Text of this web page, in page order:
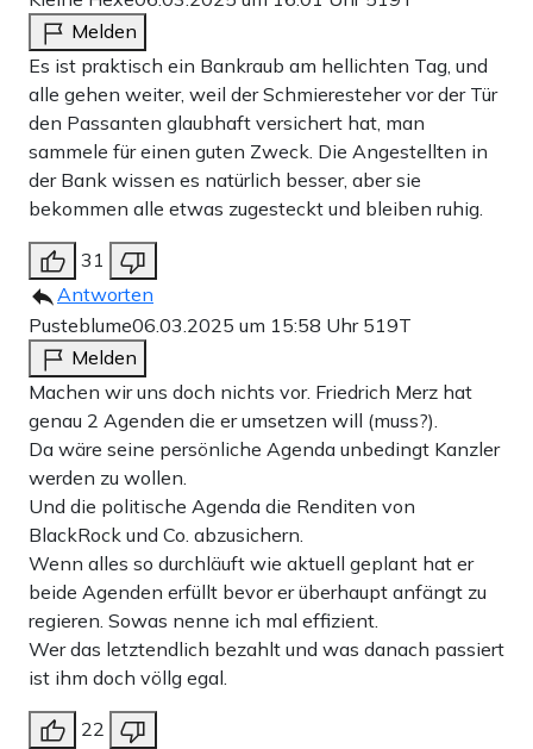
Melden
Es ist praktisch ein Bankraub am hellichten Tag, und
alle gehen weiter, weil der Schmieresteher vor der Tür
den Passanten glaubhaft versichert hat, man
sammele für einen guten Zweck. Die Angestellten in
der Bank wissen es natürlich besser, aber sie
bekommen alle etwas zugesteckt und bleiben ruhig.
31
Antworten
Pusteblume06.03.2025 um 15:58 Uhr 519T
Melden
Machen wir uns doch nichts vor. Friedrich Merz hat
genau 2 Agenden die er umsetzen will (muss?).
Da wäre seine persönliche Agenda unbedingt Kanzler
werden zu wollen.
Und die politische Agenda die Renditen von
BlackRock und Co. abzusichern.
Wenn alles so durchläuft wie aktuell geplant hat er
beide Agenden erfüllt bevor er überhaupt anfängt zu
regieren. Sowas nenne ich mal effizient.
Wer das letztendlich bezahlt und was danach passiert
ist ihm doch völlg egal.
22